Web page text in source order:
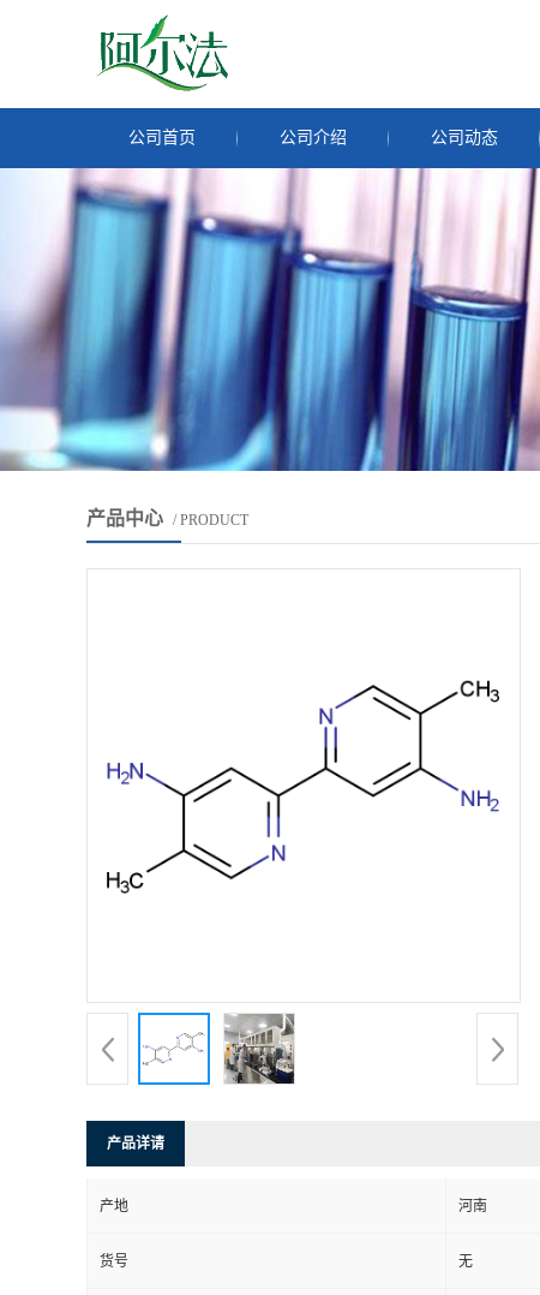
公司首页 公司介绍 公司动态
产品中心 / PRODUCT
产品详请
产地 河南
货号 无